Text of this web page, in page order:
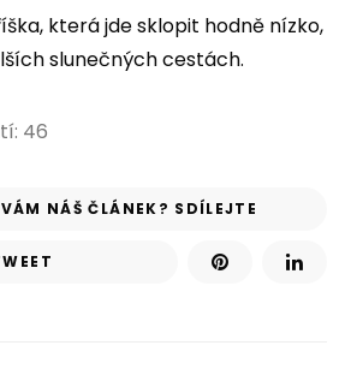
která jde sklopit hodně nízko,
slunečných cestách.
46
NÁŠ ČLÁNEK? SDÍLEJTE